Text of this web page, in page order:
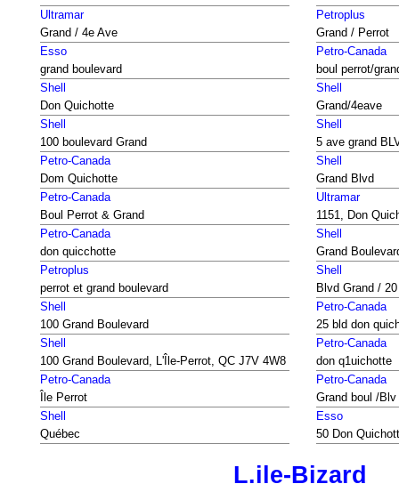
Ultramar
Grand / 4e Ave
Petroplus
Grand / Perrot
Esso
grand boulevard
Petro-Canada
boul perrot/
Shell
Don Quichotte
Shell
Grand/4eave
Shell
100 boulevard Grand
Shell
5 ave grand
Petro-Canada
Dom Quichotte
Shell
Grand Blvd
Petro-Canada
Boul Perrot & Grand
Ultramar
1151, Don
Petro-Canada
don quicchotte
Shell
Grand
Petroplus
perrot et grand boulevard
Shell
Blvd Grand / 20
Shell
100 Grand Boulevard
Petro-Canada
25 bld don
Shell
100 Grand Boulevard, L'Île-Perrot, QC J7V 4W8
Petro-Canada
don q1uichotte
Petro-Canada
Île Perrot
Petro-Canada
Grand boul /Blv
Shell
Québec
Esso
50 Don
L.ile-Bizard